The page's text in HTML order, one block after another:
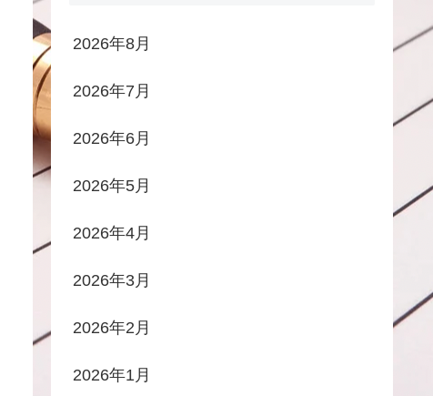
2026年8月
2026年7月
2026年6月
2026年5月
2026年4月
2026年3月
2026年2月
2026年1月